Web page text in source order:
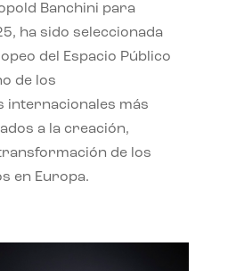
Banchini para
ha sido seleccionada
del Espacio Público
de los
internacionales más
a la creación,
de los
en Europa.